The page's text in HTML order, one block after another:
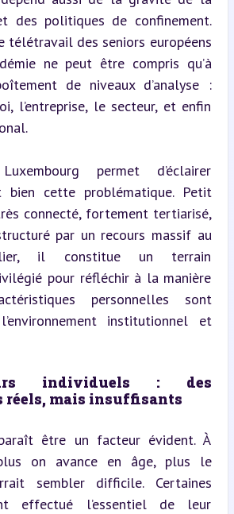
des politiques de confinement.
télétravail des seniors européens
ne peut être compris qu’à
de niveaux d’analyse :
l’entreprise, le secteur, et enfin
permet d’éclairer
bien cette problématique. Petit
connecté, fortement tertiarisé,
par un recours massif au
il constitue un terrain
pour réfléchir à la manière
personnelles sont
institutionnel et
individuels : des
réels, mais insuffisants
paraît être un facteur évident. À
on avance en âge, plus le
sembler difficile. Certaines
effectué l’essentiel de leur